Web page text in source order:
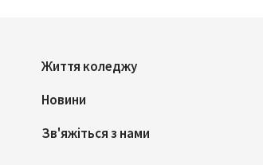
Життя коледжу
Новини
Зв'яжіться з нами